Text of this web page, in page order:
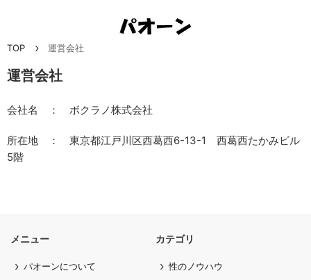
TOP 運営会社
運営会社
会社名 ： ボクラノ株式会社
所在地 ： 東京都江戸川区西葛西6-13-1 西葛西たかみビル
5階
メニュー
パオーンについて
カテゴリ
性のノウハウ